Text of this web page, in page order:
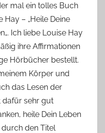
n
Y
v
o
n
n
e
mal ein tolles Buch
Hay – „Heile Deine
Ich liebe Louise Hay
ihre Affirmationen
Hörbücher bestellt.
Körper und
das Lesen der
dafür sehr gut
heile Dein Leben
den Titel